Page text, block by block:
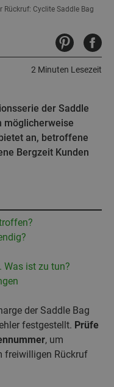
Rückruf: Cyclite Saddle Bag
2 Minuten Lesezeit
der Saddle
möglicherweise
an, betroffene
Bergzeit Kunden
Was ist zu tun?
der Saddle Bag
festgestellt. Prüfe
, um
freiwilligen Rückruf